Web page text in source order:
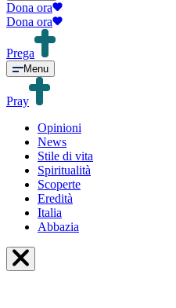
Dona ora
Dona ora
Prega
Menu
Pray
Opinioni
News
Stile di vita
Spiritualità
Scoperte
Eredità
Italia
Abbazia